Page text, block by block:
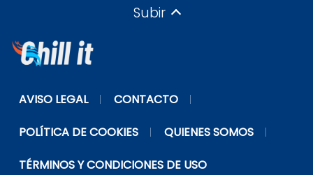
Subir
AVISO LEGAL CONTACTO
POLÍTICA DE COOKIES QUIENES SOMOS
TÉRMINOS Y CONDICIONES DE USO